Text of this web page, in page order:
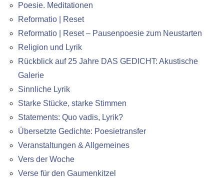
Poesie. Meditationen
Reformatio | Reset
Reformatio | Reset – Pausenpoesie zum Neustarten
Religion und Lyrik
Rückblick auf 25 Jahre DAS GEDICHT: Akustische
Galerie
Sinnliche Lyrik
Starke Stücke, starke Stimmen
Statements: Quo vadis, Lyrik?
Übersetzte Gedichte: Poesietransfer
Veranstaltungen & Allgemeines
Vers der Woche
Verse für den Gaumenkitzel